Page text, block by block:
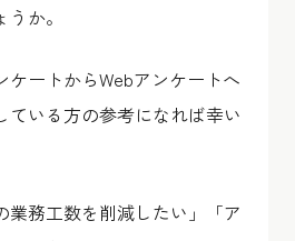
か。
ケートからWebアンケートへ
ている方の参考になれば幸い
業務工数を削減したい」「ア